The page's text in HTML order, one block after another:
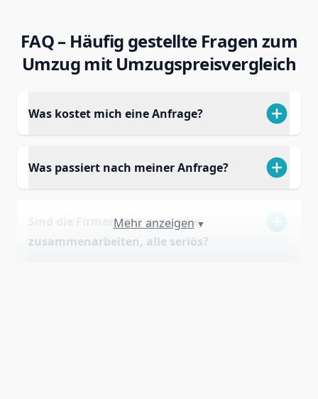
FAQ – Häufig gestellte Fragen zum
Umzug mit Umzugspreisvergleich
Was kostet mich eine Anfrage?
Was passiert nach meiner Anfrage?
Sind die Firmen, mit denen Sie
zusammenarbeiten, alle seriös?
Mehr anzeigen ▼